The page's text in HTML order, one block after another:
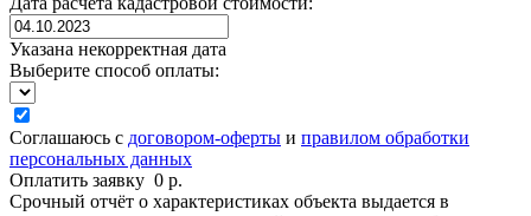
Указана некорректная дата
Выберите способ оплаты:
Соглашаюсь с договором-оферты и правилом обработки
персональных данных
Оплатить заявку 0 р.
Срочный отчёт о характеристиках объекта выдается в